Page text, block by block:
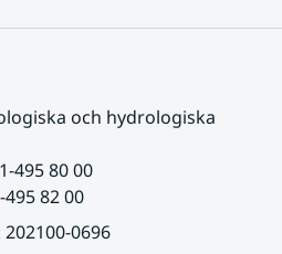
och hydrologiska
495 80 00
82 00
0696